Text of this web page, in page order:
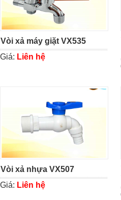
Vòi xả máy giặt VX535
Giá: Liên hệ
Vòi xả nhựa VX507
Giá: Liên hệ